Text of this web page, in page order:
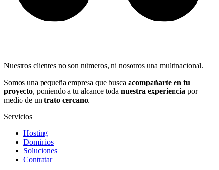
Nuestros clientes no son números, ni nosotros una multinacional.
Somos una pequeña empresa que busca acompañarte en tu
proyecto, poniendo a tu alcance toda nuestra experiencia por
medio de un trato cercano.
Servicios
Hosting
Dominios
Soluciones
Contratar